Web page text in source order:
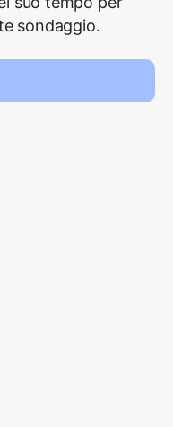
sondaggio.